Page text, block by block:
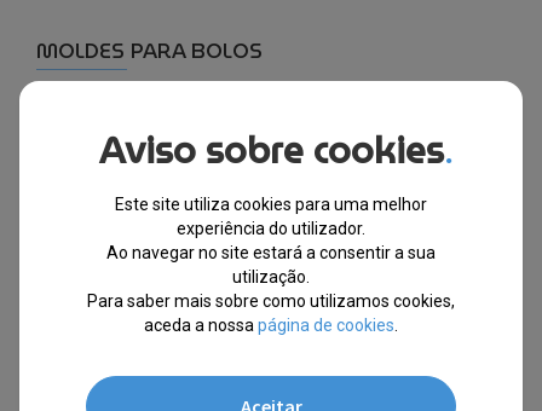
MOLDES PARA BOLOS
UTILIDADES DE COZINHA
FRIGIDEIRAS - BANDEJAS PARA FORNO - OUTROS
TRENS DE COZINHA - PANELAS - CAÇAROLAS - OUTROS
Aviso sobre cookies.
Este site utiliza cookies para uma melhor
experiência do utilizador.
Ao navegar no site estará a consentir a sua
utilização.
Para saber mais sobre como utilizamos cookies,
aceda a nossa página de cookies
Aceitar